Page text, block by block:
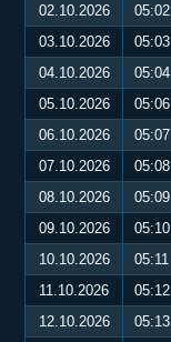
02.10.2026
05:02
03.10.2026
05:03
04.10.2026
05:04
05.10.2026
05:06
06.10.2026
05:07
07.10.2026
05:08
08.10.2026
05:09
09.10.2026
05:10
10.10.2026
05:11
11.10.2026
05:12
12.10.2026
05:13